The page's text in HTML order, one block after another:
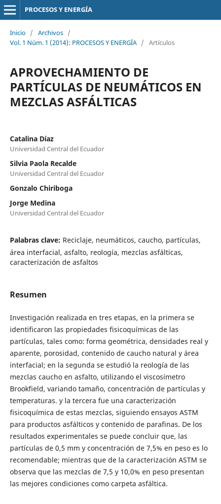
PROCESOS Y ENERGÍA
Inicio / Archivos /
Vol. 1 Núm. 1 (2014): PROCESOS Y ENERGÍA / Artículos
APROVECHAMIENTO DE
PARTÍCULAS DE NEUMÁTICOS EN
MEZCLAS ASFÁLTICAS
Catalina Díaz
Universidad Central del Ecuador
Silvia Paola Recalde
Universidad Central del Ecuador
Gonzalo Chiriboga
Jorge Medina
Universidad Central del Ecuador
Palabras clave: Reciclaje, neumáticos, caucho, partículas,
área interfacial, asfalto, reología, mezclas asfálticas,
caracterización de asfaltos
Resumen
Investigación realizada en tres etapas, en la primera se
identificaron las propiedades fisicoquímicas de las
partículas, tales como: forma geométrica, densidades real y
aparente, porosidad, contenido de caucho natural y área
interfacial; en la segunda se estudió la reología de las
mezclas caucho en asfalto, utilizando el viscosímetro
Brookfield, variando tamaño, concentración de partículas y
temperaturas. y la tercera fue una caracterización
fisicoquímica de estas mezclas, siguiendo ensayos ASTM
para productos asfálticos y contenido de parafinas. De los
resultados experimentales se puede concluir que, las
partículas de 0,5 mm y concentración de 7,5% en peso es lo
recomendable; mientras que de la caracterización ASTM se
observa que las mezclas de 7,5 y 10,0% en peso presentan
las mejores condiciones como carpeta asfáltica.